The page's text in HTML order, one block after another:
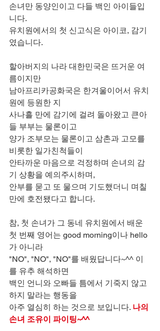
손녀만 동양인이고 다들 백인 아이들입
니다.
유치원에서의 첫 신고식은 아이코, 감기
였습니다.
할아버지의 나라 대한민국은 뜨거운 여
름이지만
남아프리카공화국은 한겨울이어서 유치
원에 등원한 지
사나흘 만에 감기에 걸려 돌아왔고 큰아
들 부부는 물론이고
양가 조부모는 물론이고 삼촌과 고모를
비롯한 일가친척들이
안타까운 마음으로 걱정하며 손녀의 감
기 상황을 예의주시하며,
안부를 묻고 또 물으며 기도했더니 며칠
만에 호전됐다고 합니다.
참, 첫 손녀가 그 동네 유치원에서 배운
첫 번째 영어는 good morning이나 hello
가 아니라
"NO", "NO", "NO"를 배웠답니다~^^ 이
를 유추 해석하면
백인 언니와 오빠들 틈에서 기죽지 않고
하지 말라는 행동을
아주 열심히 하는 것으로 보입니다. 나의
손녀 조유이 파이팅~^^